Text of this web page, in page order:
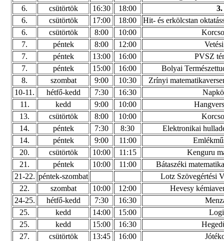
6.
csütörtök 16:30 18:00
6.
csütörtök 17:00 18:00
Hit- és erkölcstan
6.
csütörtök 8:00 10:00
7.
péntek 8:00 12:00
7.
péntek 13:00 16:00
PVSZ
7.
péntek 15:00 16:00
Bolyai
8.
szombat 9:00 10:30
Zrínyi
10-11.
hétfő-kedd 7:30 16:30
11.
kedd 9:00 10:00
13.
csütörtök 8:00 10:00
14.
péntek 7:30 8:30
Elektronikai
14.
péntek 9:00 11:00
20.
csütörtök 10:00 11:15
Kenguru
21.
péntek 10:00 11:00
Bátaszéki
21-22. péntek-szombat
Lotz Szövegértési
22.
szombat 10:00 12:00
Hevesy
24-25.
hétfő-kedd 7:30 16:30
25.
kedd 14:00 15:00
25.
kedd 15:00 16:30
27.
csütörtök 13:45 16:00